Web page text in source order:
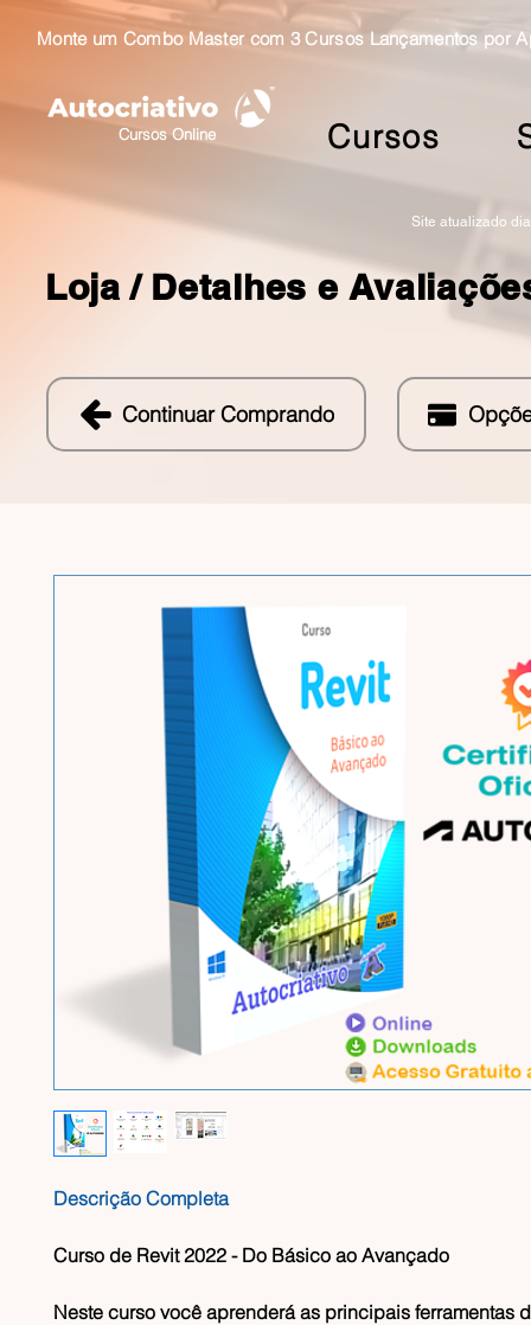
Monte um Combo Master com 3 Cursos Lançamentos por
Descrição Completa
Curso de Revit 2022 - Do Básico ao Avançado
Neste curso você aprenderá as principais ferramentas
Continuar Comprando
Cursos Online Cursos
Loja / Detalhes e
Site atualizado